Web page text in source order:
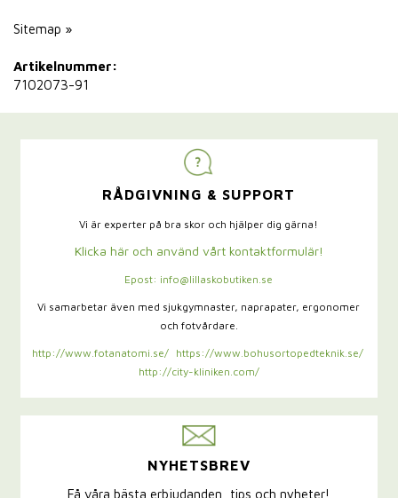
Sitemap »
Artikelnummer:
7102073-91
RÅDGIVNING & SUPPORT
Vi är experter på bra skor och hjälper dig gärna!
Klicka här och använd vårt kontaktformulär!
Epost: info@lillaskobutiken.se
Vi samarbetar även med sjukgymnaster, naprapater, ergonomer
och fotvårdare.
http://www.fotanatomi.se/
https://www.bohusortopedteknik.se/
http://city-kliniken.com/
NYHETSBREV
Få våra bästa erbjudanden, tips och nyheter!